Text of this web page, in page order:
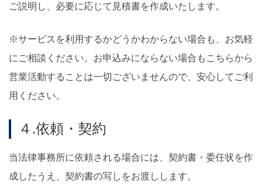
ご説明し、必要に応じて見積書を作成いたします。
※サービスを利用するかどうかわからない場合も、お気軽
にご相談ください。お申込みにならない場合もこちらから
営業活動することは一切ございませんので、安心してご利
用ください。
４.依頼・契約
当法律事務所に依頼される場合には、契約書・委任状を作
成したうえ、契約書の写しをお渡しします。